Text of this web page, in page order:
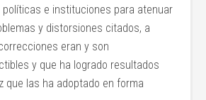
e instituciones para atenuar
y distorsiones citados, a
eran y son
y que ha logrado resultados
que las ha adoptado en forma